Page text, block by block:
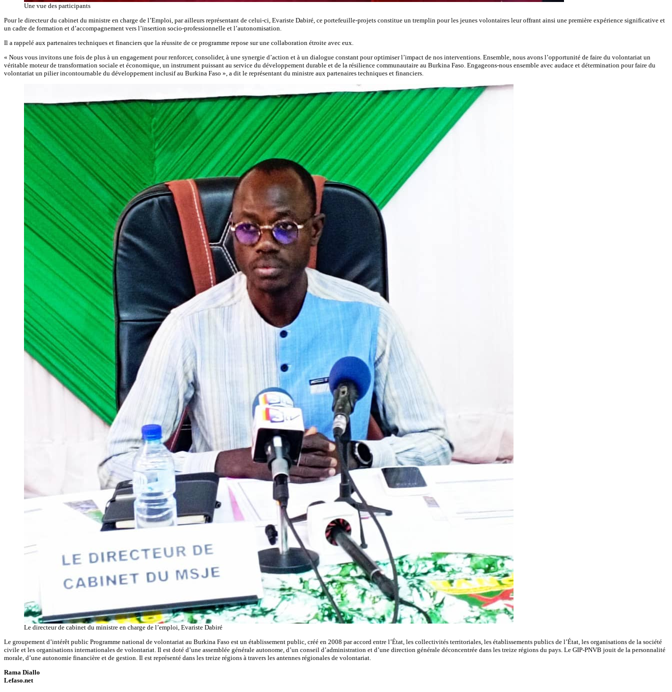
Une vue des participants
Pour le directeur du cabinet du ministre en charge de l’Emploi, par ailleurs représentant de celui-ci, Evariste Dabiré, ce portefeuille-projets constitue un tremplin pour les jeunes volontaires leur offrant ainsi une première expérience significative et
un cadre de formation et d’accompagnement vers l’insertion socio-professionnelle et l’autonomisation.
Il a rappelé aux partenaires techniques et financiers que la réussite de ce programme repose sur une collaboration étroite avec eux.
« Nous vous invitons une fois de plus à un engagement pour renforcer, consolider, à une synergie d’action et à un dialogue constant pour optimiser l’impact de nos interventions. Ensemble, nous avons l’opportunité de faire du volontariat un
véritable moteur de transformation sociale et économique, un instrument puissant au service du développement durable et de la résilience communautaire au Burkina Faso. Engageons-nous ensemble avec audace et détermination pour faire du
volontariat un pilier incontournable du développement inclusif au Burkina Faso », a dit le représentant du ministre aux partenaires techniques et financiers.
Le directeur de cabinet du ministre en charge de l’emploi, Evariste Dabiré
Le groupement d’intérêt public Programme national de volontariat au Burkina Faso est un établissement public, créé en 2008 par accord entre l’État, les collectivités territoriales, les établissements publics de l’État, les organisations de la société
civile et les organisations internationales de volontariat. Il est doté d’une assemblée générale autonome, d’un conseil d’administration et d’une direction générale déconcentrée dans les treize régions du pays. Le GIP-PNVB jouit de la personnalité
morale, d’une autonomie financière et de gestion. Il est représenté dans les treize régions à travers les antennes régionales de volontariat.
Rama Diallo
Lefaso.net